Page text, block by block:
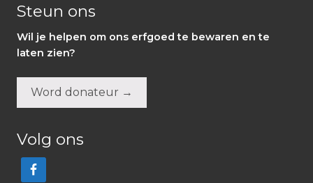
Steun ons
Wil je helpen om ons erfgoed te bewaren en te
laten zien?
Word donateur →
Volg ons